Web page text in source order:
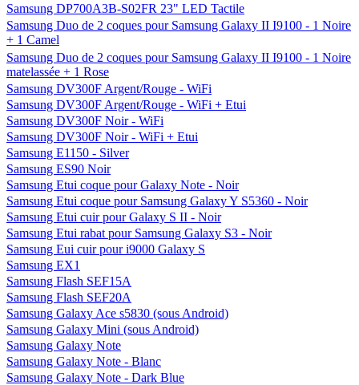
Samsung DP700A3B-S02FR 23" LED Tactile
Samsung Duo de 2 coques pour Samsung Galaxy II I9100 - 1 Noire
+ 1 Camel
Samsung Duo de 2 coques pour Samsung Galaxy II I9100 - 1 Noire
matelassée + 1 Rose
Samsung DV300F Argent/Rouge - WiFi
Samsung DV300F Argent/Rouge - WiFi + Etui
Samsung DV300F Noir - WiFi
Samsung DV300F Noir - WiFi + Etui
Samsung E1150 - Silver
Samsung ES90 Noir
Samsung Etui coque pour Galaxy Note - Noir
Samsung Etui coque pour Samsung Galaxy Y S5360 - Noir
Samsung Etui cuir pour Galaxy S II - Noir
Samsung Etui rabat pour Samsung Galaxy S3 - Noir
Samsung Eui cuir pour i9000 Galaxy S
Samsung EX1
Samsung Flash SEF15A
Samsung Flash SEF20A
Samsung Galaxy Ace s5830 (sous Android)
Samsung Galaxy Mini (sous Android)
Samsung Galaxy Note
Samsung Galaxy Note - Blanc
Samsung Galaxy Note - Dark Blue